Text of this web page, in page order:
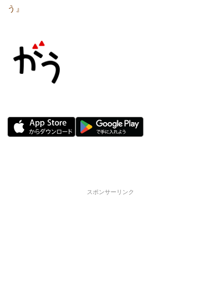
う』
スポンサーリンク